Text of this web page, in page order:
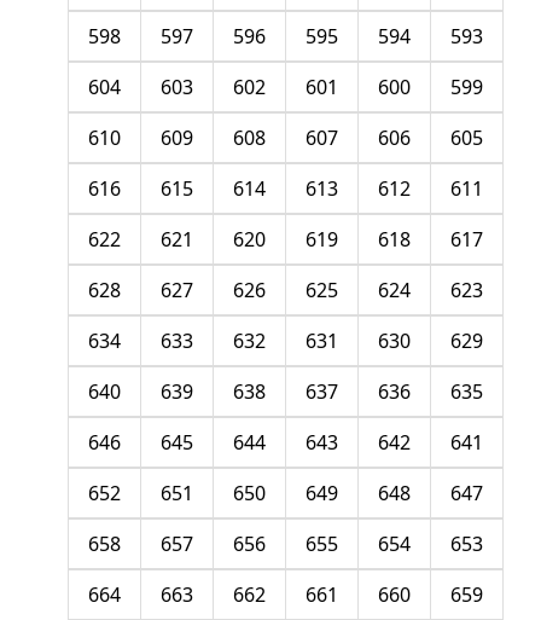
593
594
595
596
597
598
599
600
601
602
603
604
605
606
607
608
609
610
611
612
613
614
615
616
617
618
619
620
621
622
623
624
625
626
627
628
629
630
631
632
633
634
635
636
637
638
639
640
641
642
643
644
645
646
647
648
649
650
651
652
653
654
655
656
657
658
659
660
661
662
663
664